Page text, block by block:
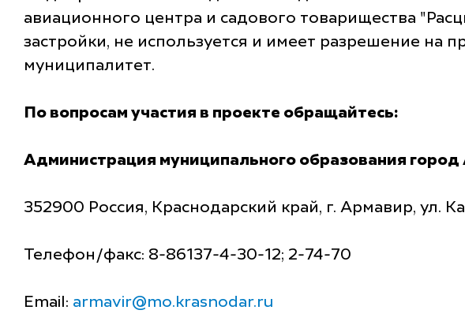
авиационного центра и садового товарищества
застройки, не используется и имеет разрешение на
муниципалитет.
По вопросам участия в проекте обращайтесь:
Администрация муниципального образования
352900 Россия, Краснодарский край, г. Армавир, ул.
Телефон/факс: 8-86137-4-30-12; 2-74-70
Email: armavir@mo.krasnodar.ru